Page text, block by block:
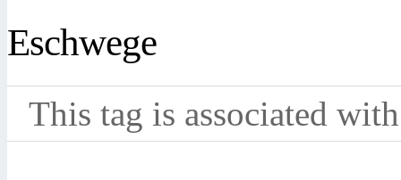
Eschwege
This tag is associated